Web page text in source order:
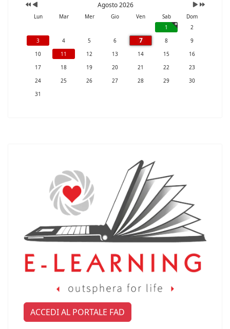
Agosto 2026
Lun Mar Mer Gio Ven Sab
Dom
1
2
3
4 5 6 7 8
9
10
11 12 13 14 15
16
17
18 19 20 21 22
23
24
25 26 27 28 29
30
31
ACCEDI AL PORTALE FAD